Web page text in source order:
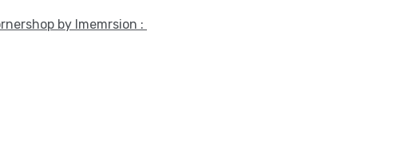
by Imemrsion :